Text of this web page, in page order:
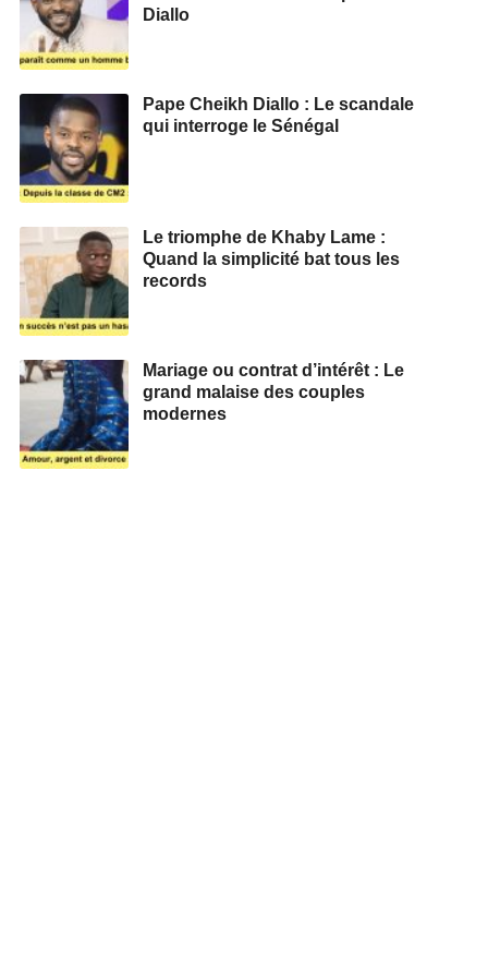
Diallo
Pape Cheikh Diallo : Le scandale
qui interroge le Sénégal
Le triomphe de Khaby Lame :
Quand la simplicité bat tous les
records
Mariage ou contrat d’intérêt : Le
grand malaise des couples
modernes